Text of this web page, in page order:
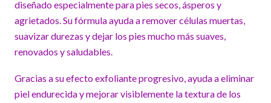
diseñado especialmente para pies secos, ásperos y
agrietados. Su fórmula ayuda a remover células muertas,
suavizar durezas y dejar los pies mucho más suaves,
renovados y saludables.
Gracias a su efecto exfoliante progresivo, ayuda a eliminar
piel endurecida y mejorar visiblemente la textura de los